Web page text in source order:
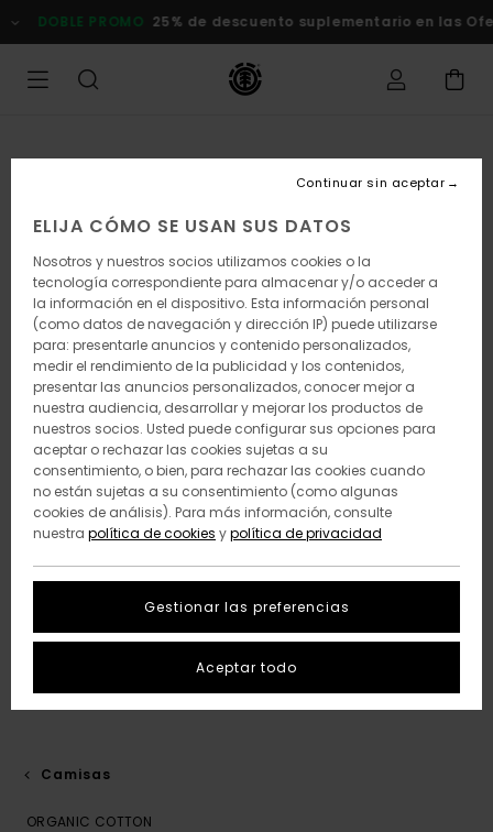
la
DOBLE PROMO 25% de descuento suplementario en las
Camisas
ORGANIC COTTON
ELIJA CÓMO SE USAN SUS DATOS
Nosotros y nuestros socios utilizamos cookies o la
tecnología correspondiente para almacenar y/o acceder a
la información en el dispositivo. Esta información personal
(como datos de navegación y dirección IP) puede utilizarse
para: presentarle anuncios y contenido personalizados,
medir el rendimiento de la publicidad y los contenidos,
presentar las anuncios personalizados, conocer mejor a
nuestra audiencia, desarrollar y mejorar los productos de
nuestros socios. Usted puede configurar sus opciones para
aceptar o rechazar las cookies sujetas a su
consentimiento, o bien, para rechazar las cookies cuando
no están sujetas a su consentimiento (como algunas
cookies de análisis). Para más información, consulte
nuestra política de cookies ypolítica de privacidad
Gestionar las preferencias
Continuar sin aceptar
Aceptar todo